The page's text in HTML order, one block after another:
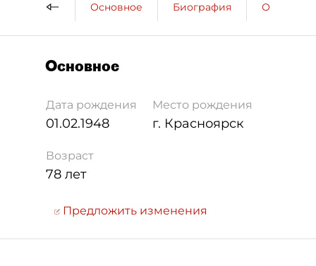
Основное Биография
Основное
Дата рождения
01.02.1948
Место рождения
г. Красноярск
Возраст
78 лет
Предложить изменения